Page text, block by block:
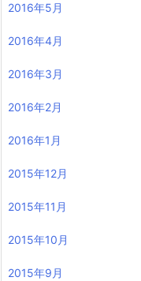
2016年5月
2016年4月
2016年3月
2016年2月
2016年1月
2015年12月
2015年11月
2015年10月
2015年9月